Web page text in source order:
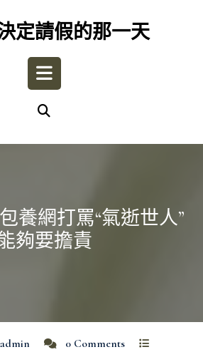
定請假的那一天
Open
養網打罵“氣逝世人”
夠要擔責
admin
0 Comments